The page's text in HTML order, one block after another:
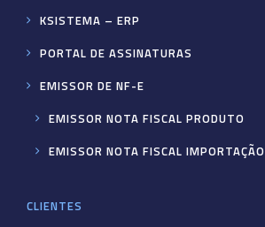
KSISTEMA – ERP
PORTAL DE ASSINATURAS
EMISSOR DE NF-E
EMISSOR NOTA FISCAL PRODUTO
EMISSOR NOTA FISCAL IMPORTAÇÃO
CLIENTES